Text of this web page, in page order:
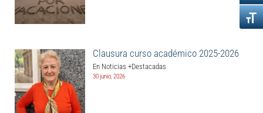
Clausura curso académico 2025-2026
En Noticias +Destacadas
30 junio, 2026